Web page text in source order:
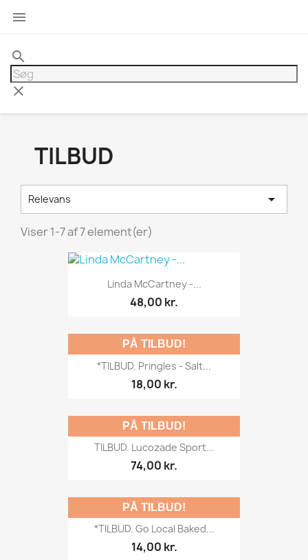

search
clear
TILBUD
Relevans 
Viser 1-7 af 7 element(er)
Linda McCartney -...
48,00 kr.
*TILBUD. Pringles - Salt...
18,00 kr.
PÅ TILBUD!
TILBUD. Lucozade Sport...
74,00 kr.
PÅ TILBUD!
*TILBUD. Go Local Baked...
14,00 kr.
PÅ TILBUD!